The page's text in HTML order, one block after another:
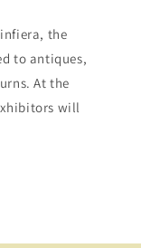
the
to antiques,
At the
will